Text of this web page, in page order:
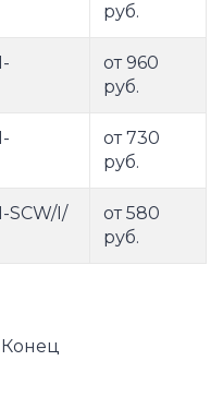
руб.
от 960
руб.
от 730
руб.
SCW/I/
от 580
руб.
Конец